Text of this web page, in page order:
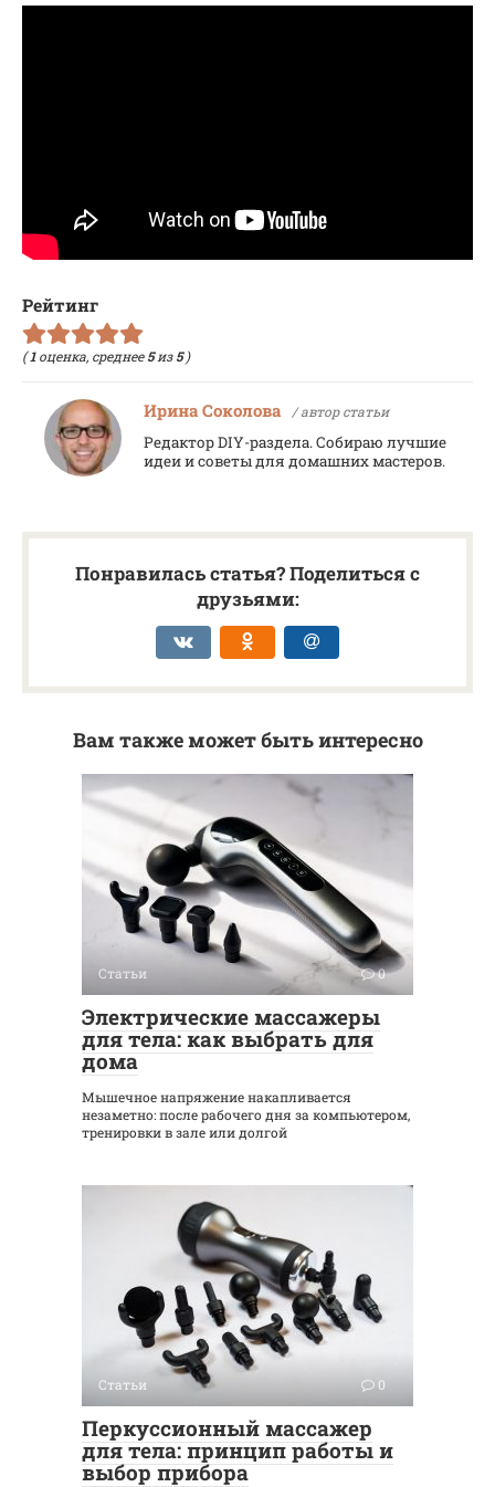
Рейтинг
(1оценка, среднее5из5)
Ирина Соколова / автор статьи
Редактор DIY-раздела. Собираю лучшие
идеи и советы для домашних мастеров.
Понравилась статья? Поделиться с
друзьями:
Вам также может быть интересно
Статьи 0
Электрические массажеры
для тела: как выбрать для
дома
Мышечное напряжение накапливается
незаметно: после рабочего дня за компьютером,
тренировки в зале или долгой
Статьи 0
Перкуссионный массажер
для тела: принцип работы и
выбор прибора